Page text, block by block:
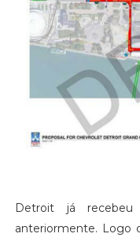
Detroit já
anteriormente. Logo